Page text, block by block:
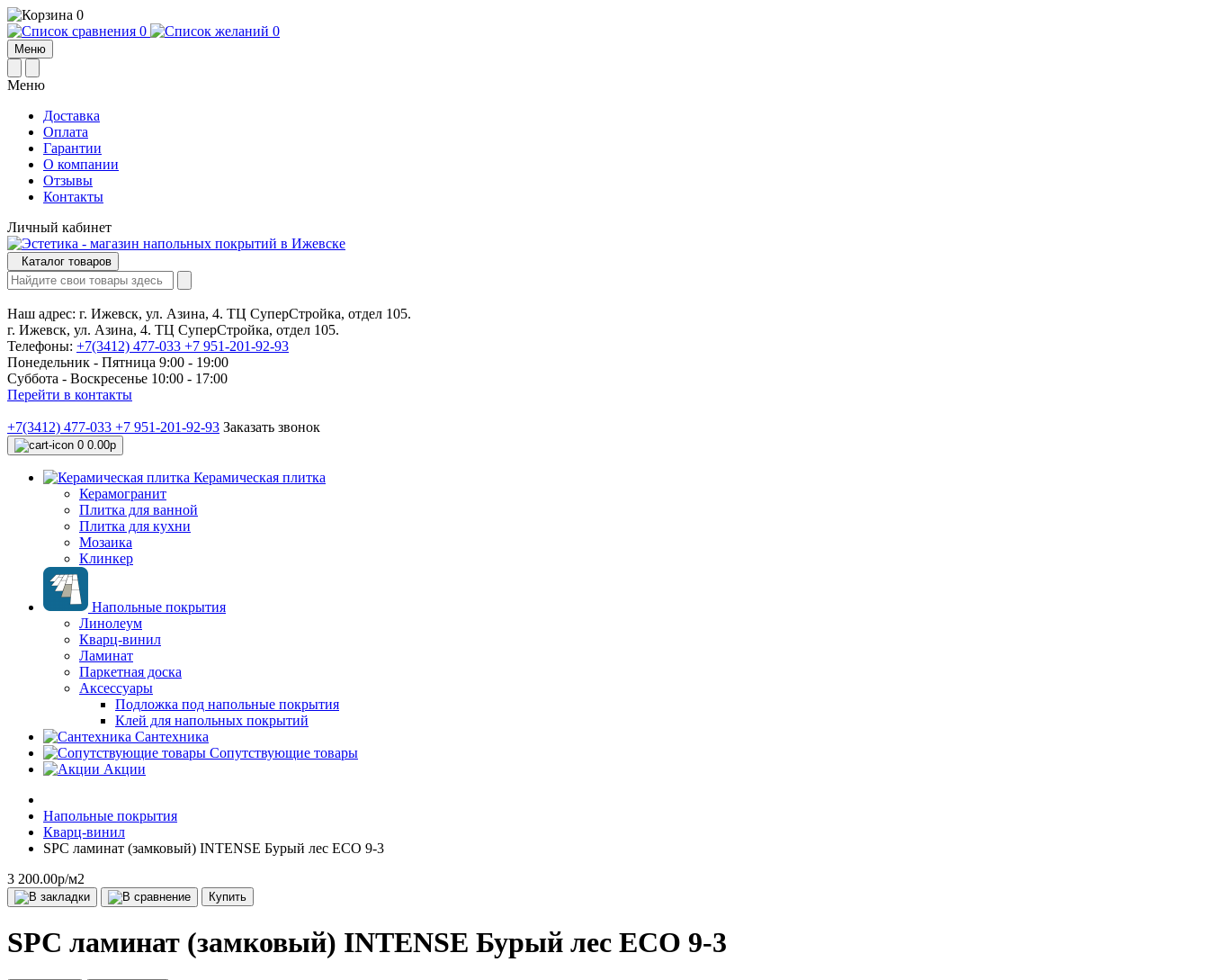
0
0
0
Меню
Меню
Доставка
Оплата
Гарантии
О компании
Отзывы
Контакты
Личный кабинет
Каталог товаров
Наш адрес: г. Ижевск, ул. Азина, 4. ТЦ СуперСтройка, отдел 105.
г. Ижевск, ул. Азина, 4. ТЦ СуперСтройка, отдел 105.
Телефоны: +7(3412) 477-033 +7 951-201-92-93
Понедельник - Пятница 9:00 - 19:00
Суббота - Воскресенье 10:00 - 17:00
Перейти в контакты
+7(3412) 477-033 +7 951-201-92-93 Заказать звонок
0 0.00р
Керамическая плитка
Керамогранит
Плитка для ванной
Плитка для кухни
Мозаика
Клинкер
Напольные покрытия
Линолеум
Кварц-винил
Ламинат
Паркетная доска
Аксессуары
Подложка под напольные покрытия
Клей для напольных покрытий
Сантехника
Сопутствующие товары
Акции
Напольные покрытия
Кварц-винил
SPC ламинат (замковый) INTENSE Бурый лес ECO 9-3
3 200.00р/м2
Купить
SPC ламинат (замковый) INTENSE Бурый лес ECO 9-3